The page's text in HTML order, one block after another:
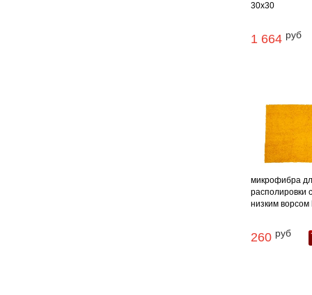
30x30
1 664 руб
микрофибра
располировки
низким ворсом
260 руб